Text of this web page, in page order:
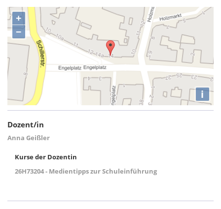
+
−
i
Dozent/in
Anna Geißler
Kurse der Dozentin
26H73204 - Medientipps zur Schuleinführung